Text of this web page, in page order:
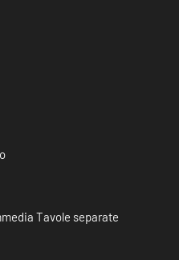
Tavole separate